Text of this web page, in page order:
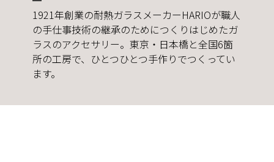
1921年創業の耐熱ガラスメーカーHARIOが職人
の手仕事技術の継承のためにつくりはじめたガ
ラスのアクセサリー。東京・日本橋と全国6箇
所の工房で、ひとつひとつ手作りでつくってい
ます。